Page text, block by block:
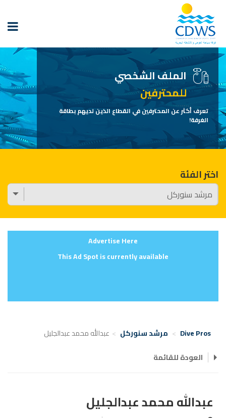
الملف الشخصي
للمحترفين
تعرف أكثر عن المحترفين في القطاع الذين لديهم بطاقة
الغرفة!
اختر الفئة
Advertise Here
This Ad Spot is currently available
Dive Pros مرشد سنوركل
عبدالله محمد عبدالجليل
العودة للقائمة
عبدالله محمد عبدالجليل